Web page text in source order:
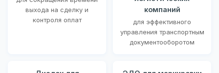
выхода на сделку и
контроля оплат
компаний
для эффективного
управления транспортным
документооборотом